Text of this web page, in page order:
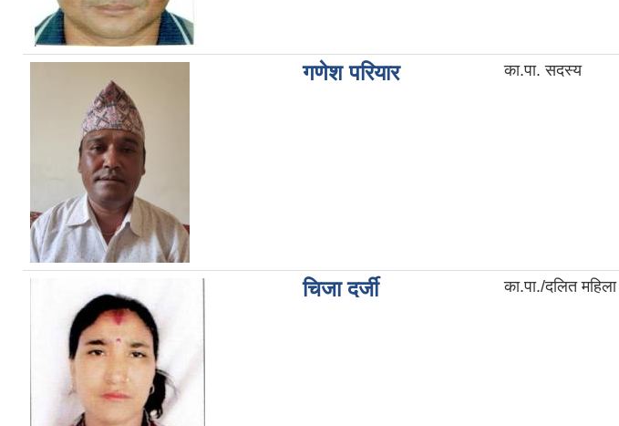
गणेश परियार का.पा. सदस्य
चिजा दर्जी का.पा./दलित